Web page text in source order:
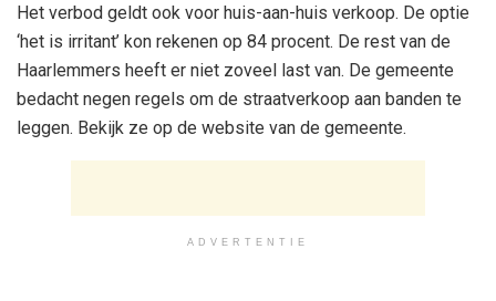
Het verbod geldt ook voor huis-aan-huis verkoop. De optie
‘het is irritant’ kon rekenen op 84 procent. De rest van de
Haarlemmers heeft er niet zoveel last van. De gemeente
bedacht negen regels om de straatverkoop aan banden te
leggen. Bekijk ze op de website van de gemeente.
ADVERTENTIE